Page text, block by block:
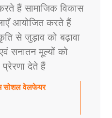
हैं सामाजिक विकास
आयोजित करते हैं
से जुड़ाव को बढ़ावा
सनातन मूल्यों को
देते हैं
सोशल वेलफेयर